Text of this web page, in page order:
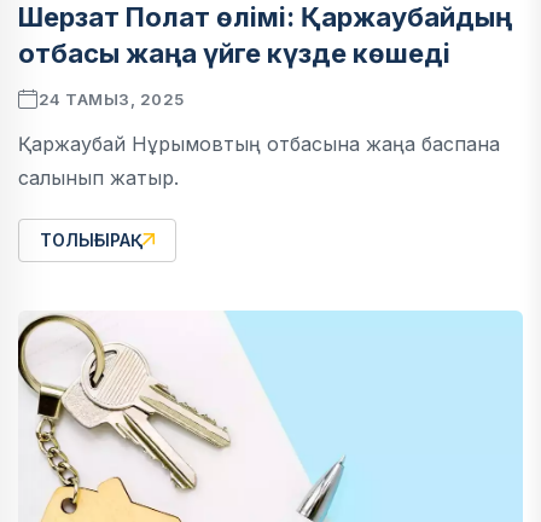
Шерзат Полат өлімі: Қаржаубайдың
отбасы жаңа үйге күзде көшеді
24 ТАМЫЗ, 2025
Қаржаубай Нұрымовтың отбасына жаңа баспана
салынып жатыр.
ТОЛЫҒЫРАҚ